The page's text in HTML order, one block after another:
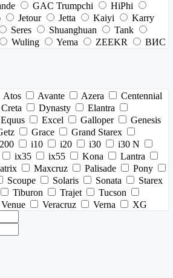
GAC Trumpchi
HiPhi
Jetour Jetta Kaiyi
Karry
Seres Shuanghuan
Tank
Wuling Yema ZEEKR
ВИС
Atos Avante Azera
Centennial
Creta Dynasty
Elantra
Equus Excel Galloper
Genesis
Grace
Grand Starex
i10 i20 i30
i30 N
ix35 ix55 Kona
Lantra
Maxcruz Palisade
Pony
Scoupe Solaris Sonata
Starex
Tiburon Trajet
Tucson
Venue Veracruz Verna XG